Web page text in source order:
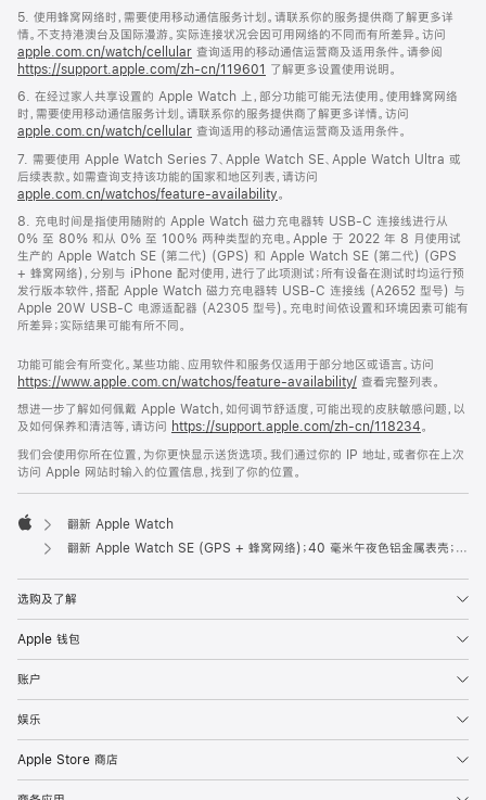
5. 使用蜂窝网络时，需要使用移动通信服务计划。请联系你的服务提供商了解更多详
情。不支持港澳台及国际漫游。实际连接状况会因可用网络的不同而有所差异。访问
apple.com.cn/watch/cellular 查询适用的移动通信运营商及适用条件。请参阅
https://support.apple.com/zh-cn/119601
了解更多设置使用说明。
6. 在经过家人共享设置的 Apple Watch 上，部分功能可能无法使用。使用蜂窝网络
时，需要使用移动通信服务计划。请联系你的服务提供商了解更多详情。访问
apple.com.cn/watch/cellular 查询适用的移动通信运营商及适用条件。
7. 需要使用 Apple Watch Series 7、Apple Watch SE、Apple Watch Ultra 或
后续表款。如需查询支持该功能的国家和地区列表，请访问
apple.com.cn/watchos/feature-availability。
8. 充电时间是指使用随附的 Apple Watch 磁力充电器转 USB-C 连接线进行从
0% 至 80% 和从 0% 至 100% 两种类型的充电。Apple 于 2022 年 8 月使用试
生产的 Apple Watch SE (第二代) (GPS) 和 Apple Watch SE (第二代) (GPS
+ 蜂窝网络)，分别与 iPhone 配对使用，进行了此项测试；所有设备在测试时均运行预
发行版本软件，搭配 Apple Watch 磁力充电器转 USB-C 连接线 (A2652 型号) 与
Apple 20W USB-C 电源适配器 (A2305 型号)。充电时间依设置和环境因素可能有
所差异；实际结果可能有所不同。
功能可能会有所变化。某些功能、应用软件和服务仅适用于部分地区或语言。访问
https://www.apple.com.cn/watchos/feature-availability/ 查看完整列表。
想进一步了解如何佩戴 Apple Watch，如何调节舒适度，可能出现的皮肤敏感问题，以
及如何保养和清洁等，请访问 https://support.apple.com/zh-cn/118234。
我们会使用你所在位置，为你更快显示送货选项。我们通过你的 IP 地址，或者你在上次
访问 Apple 网站时输入的位置信息，找到了你的位置。
Apple
翻新 Apple Watch
翻新 Apple Watch SE (GPS + 蜂窝网络)；40 毫米午夜色铝金属表壳；午夜色运动型表带 (M/L 号)
选购及了解
Apple 钱包
账户
娱乐
Apple Store 商店